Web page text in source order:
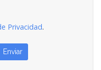
Privacidad.
Enviar